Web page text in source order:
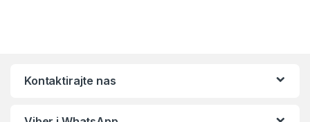
Kontaktirajte nas